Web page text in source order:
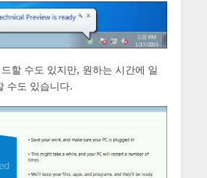
할 수도 있지만, 원하는 시간에 일
수도 있습니다.